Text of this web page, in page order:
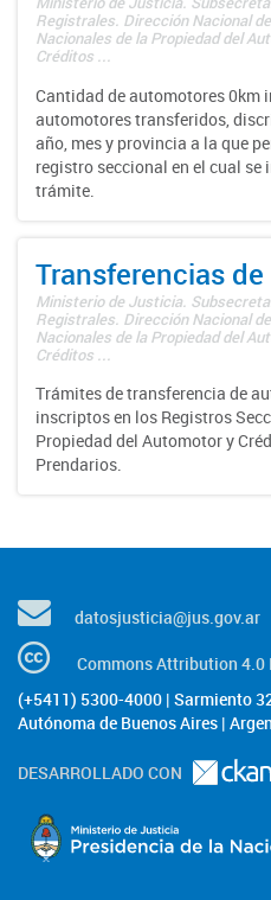
Registrales. Dirección Nacional
Nacionales de la Propiedad del
Créditos ...
Cantidad de automotores 0km
automotores transferidos,
año, mes y provincia a la que
registro seccional en el cual se
trámite.
Transferencias
Ministerio de Justicia.
Registrales. Dirección Nacional
Nacionales de la Propiedad del
Créditos ...
Trámites de transferencia de
inscriptos en los Registros
Propiedad del Automotor y
Prendarios.
datosjusticia@jus.gov.ar
Commons Attribution
(+5411) 5300-4000 | Sarmiento
Autónoma de Buenos Aires |
DESARROLLADO CON